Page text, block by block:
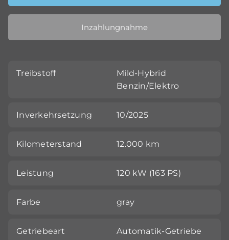
Inzahlungnahme
Treibstoff
Mild-Hybrid
Benzin/Elektro
Inverkehrsetzung 10/2025
Kilometerstand 12.000 km
Leistung 120 kW (163 PS)
Farbe gray
Getriebeart Automatik-Getriebe